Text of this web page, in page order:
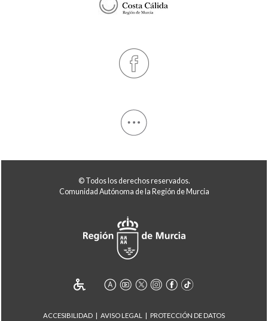
© Todos los derechos reservados.
Comunidad Autónoma de la Región de Murcia
ACCESIBILIDAD AVISO LEGAL PROTECCIÓN DE DATOS